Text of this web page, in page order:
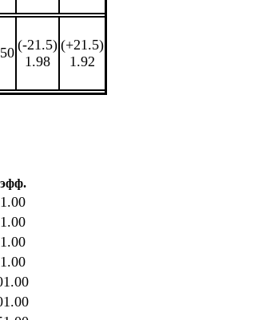
(-21.5)
1.98
(+21.5)
1.92